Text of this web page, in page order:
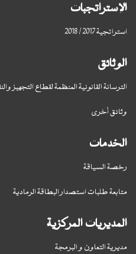
الإستراتجبات
استراتجية 2017 / 2018
الوثائق
الترسانة القانونية المنظمة لقطاع التجهيز والنقل
وثائق أخرى
الخدمات
رخصة السياقة
متابعة طلبات استصدار البطاقة الرمادية
المديريات المركزية
مديرية التعاون و البرمجة